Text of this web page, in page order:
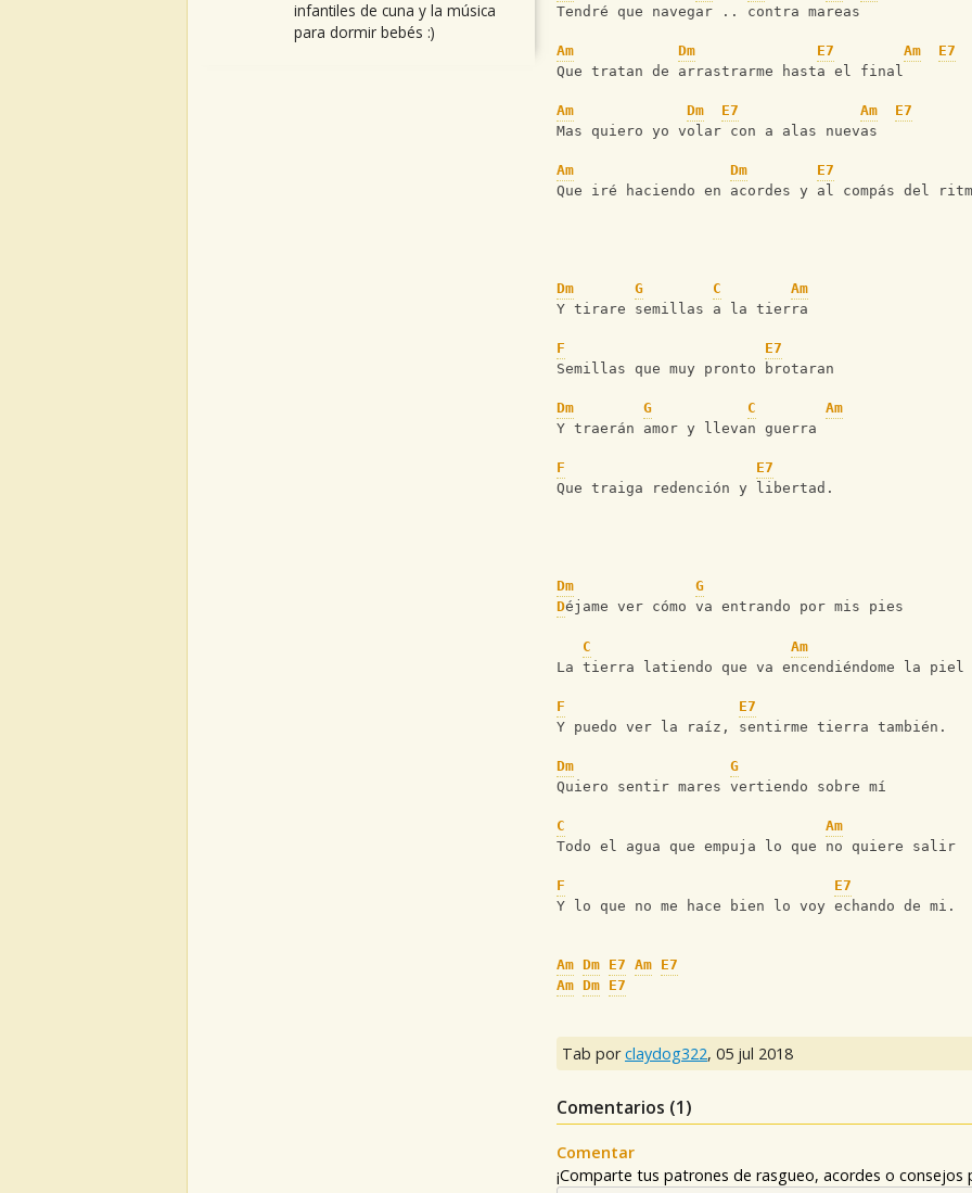
Tendré que navegar .. contra mareas
Am Dm E7 Am
E7
Que tratan de arrastrarme hasta el final
Am Dm E7 Am
E7
Mas quiero yo volar con a alas nuevas
Am Dm
E7
Que iré haciendo en acordes y al compás del
Dm G C
Am
Y tirare semillas a la tierra
F
E7
Semillas que muy pronto brotaran
Dm G C
Am
Y traerán amor y llevan guerra
F
E7
Que traiga redención y libertad.
Dm
G
Déjame ver cómo va entrando por mis pies
C
Am
La tierra latiendo que va encendiéndome la piel
F
E7
Y puedo ver la raíz, sentirme tierra también.
Dm
G
Quiero sentir mares vertiendo sobre mí
C
Am
Todo el agua que empuja lo que no quiere salir
F
E7
Y lo que no me hace bien lo voy echando de mi.
Am Dm E7 Am E7
Am Dm E7
Tab porclaydog322, 05 jul 2018
Comentarios (1)
Comentar
¡Comparte tus patrones de rasgueo, acordes o
infantiles de cuna y la música
para dormir bebés :)